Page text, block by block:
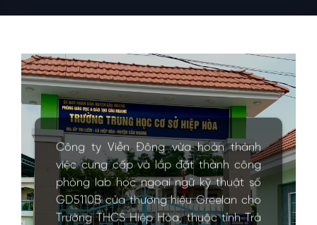
Công ty Viễn Đông vừa hoàn thành
việc cung cấp và lắp đặt thành công
phòng lab học ngoại ngữ kỹ thuật số
GD5110B của thương hiệu Greelan cho
Trường THCS Hiệp Hòa, thuộc tỉnh Trà